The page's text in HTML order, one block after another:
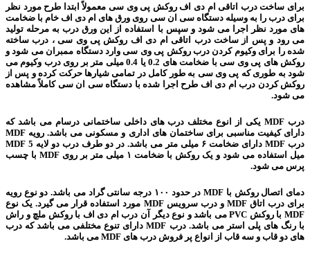
برای ساخت درب اتاقی ام دی اف روکش پی وی سی معمولاً ابتدا طرح مورد نظر
برای درب را به وسیله دستگاه سی ان سی روی ورق های ام دی اف خام با ضخامت
های مورد نظر اجرا می شود و سپس با استفاده از این ورق درب به مرحله تولید
می رود و پس از ساخت درب اتاقی ام دی اف روکش پی وی سی ، درب ساخته
شده را برای وکیوم کردن درب روکش پی وی سی وارد دستگاه ممبران می شود و
روکش های پی وی سی با ضخامت های 0.2 یا 0.4 میلی متر بر روی درب وکیوم می
شود به طوری که پی وی سی به طور کامل در تمامی شیارها حرکت کرده و پس از
روکش کردن درب ام دی اف طرح اجرا شده با دستگاه سی ان سی کاملاً مشاهده
می شود.
درب MDF یکی از انوع مختلف درب های داخلی ساختمانی درسام می باشد که
دارای کیفیت مناسبی برای ساختمان های اداری و مسکونی می باشد. رویه MDF
درب MDF دارای ضخامت ۶ میلی متر می باشد. در دو طرف درب دو لایه MDF 5
میل استفاده می شود و یک روکش با ضخامت ۱ میلی متر بر روی MDF با چسب
پرس می شود.
دمای اتصال روکش با MDF در حدود ۱۰۰ درجه سانتی گراد می باشد. دو نوع رویه
برای درب اتاق MDF و درب سرویس MDF مورد استفاده قرار می گیرد. یک نوع
MDF با روکش PVC می باشد و نوع دیگر آن درب ام دی اف با روکش ملچ و راش
با رنگ های پلی استر می باشد. درب MDF دارای تنوع مختلفی می باشد که درب
های دو قاب و سه قاب از انواع پر فروش درب های MDF می باشد.